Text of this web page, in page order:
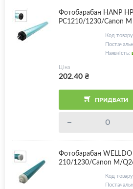
Фотобарабан HANP
PC1210/1230/Canon M
Код
Наявність:
Ціна
202.40₴
ПРИДБАТИ
Фотобарабан
210/1230/Canon M/
Код